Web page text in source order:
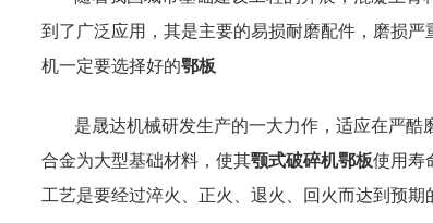
到了 广泛应用，其是主要的易损耐磨配件，磨损严
机一定要选择好的鄂板
是晟达机械研发生产的一大力作，适应在严酷
合金为大型基础材料，使其颚式破碎机鄂板使用寿
工艺是要经过淬火、正火、退火、回火而达到预期